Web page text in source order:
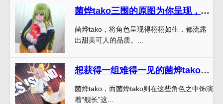
菌烨tako三围的原图为你呈现，美轮美奂，不容错过
菌烨tako，将角色呈现得栩栩如生，都流露
出甜美可人的品质。...
想获得一组难得一见的菌烨tako舰长图？不如看看这里
菌烨tako，而菌烨tako则在这些角色之中饰演
着“舰长”这...